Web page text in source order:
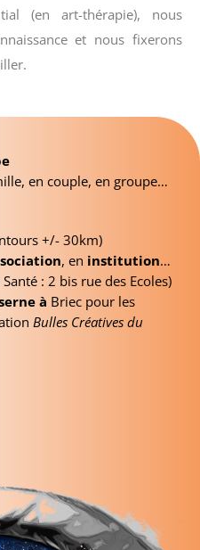
(en art-thérapie), nous
et nous fixerons
en couple, en groupe…
+/- 30km)
, en institution…
Santé : 2 bis rue des Ecoles)
à Briec pour les
Bulles Créatives du